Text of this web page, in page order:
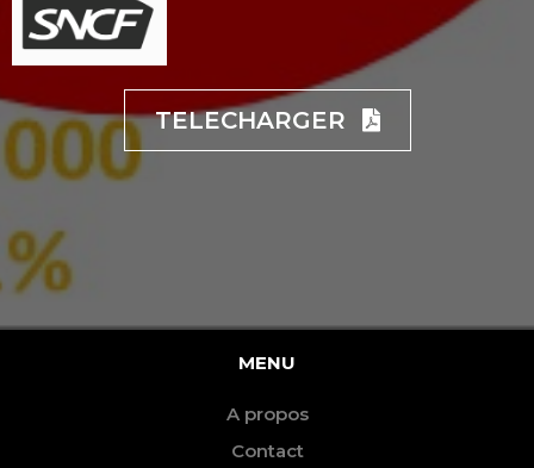
TELECHARGER
MENU
A propos
Contact